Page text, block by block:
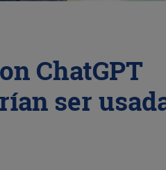
ChatGPT
ser